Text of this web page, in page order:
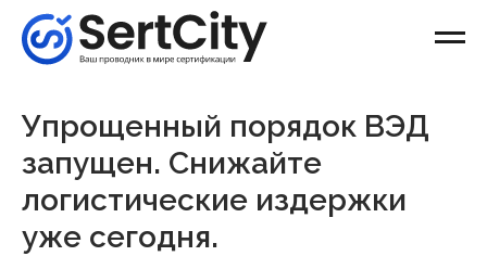
Упрощенный порядок ВЭД
запущен. Снижайте
логистические издержки
уже сегодня.